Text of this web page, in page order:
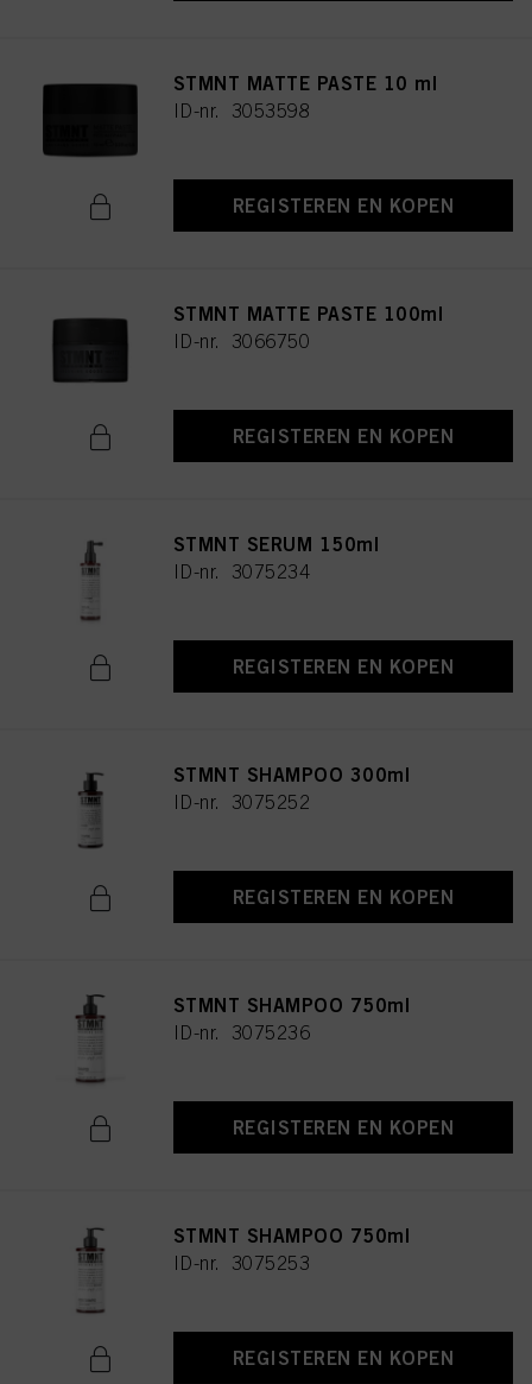
STMNT MATTE PASTE 10 ml
ID-nr. 3053598
REGISTEREN EN KOPEN
STMNT MATTE PASTE 100ml
ID-nr. 3066750
REGISTEREN EN KOPEN
STMNT SERUM 150ml
ID-nr. 3075234
REGISTEREN EN KOPEN
STMNT SHAMPOO 300ml
ID-nr. 3075252
REGISTEREN EN KOPEN
STMNT SHAMPOO 750ml
ID-nr. 3075236
REGISTEREN EN KOPEN
STMNT SHAMPOO 750ml
ID-nr. 3075253
REGISTEREN EN KOPEN